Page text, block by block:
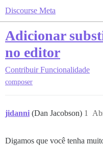
Discourse Meta
Adicionar
no editor
Contribuir Funcionalidade
composer
jidanni (Dan Jacobson) 1
Digamos que você tenha